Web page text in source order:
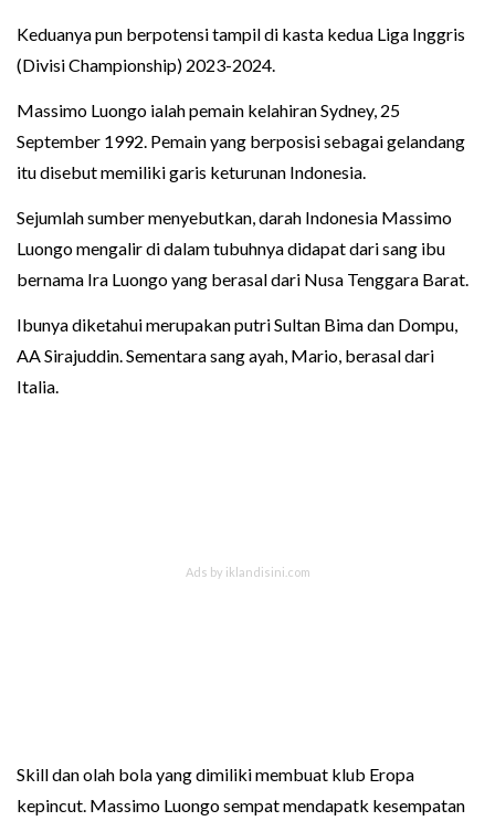
Keduanya pun berpotensi tampil di kasta kedua Liga Inggris
(Divisi Championship) 2023-2024.
Massimo Luongo ialah pemain kelahiran Sydney, 25
September 1992. Pemain yang berposisi sebagai gelandang
itu disebut memiliki garis keturunan Indonesia.
Sejumlah sumber menyebutkan, darah Indonesia Massimo
Luongo mengalir di dalam tubuhnya didapat dari sang ibu
bernama Ira Luongo yang berasal dari Nusa Tenggara Barat.
Ibunya diketahui merupakan putri Sultan Bima dan Dompu,
AA Sirajuddin. Sementara sang ayah, Mario, berasal dari
Italia.
Skill dan olah bola yang dimiliki membuat klub Eropa
kepincut. Massimo Luongo sempat mendapatk kesempatan